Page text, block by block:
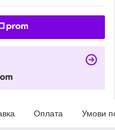
Оплата Умови